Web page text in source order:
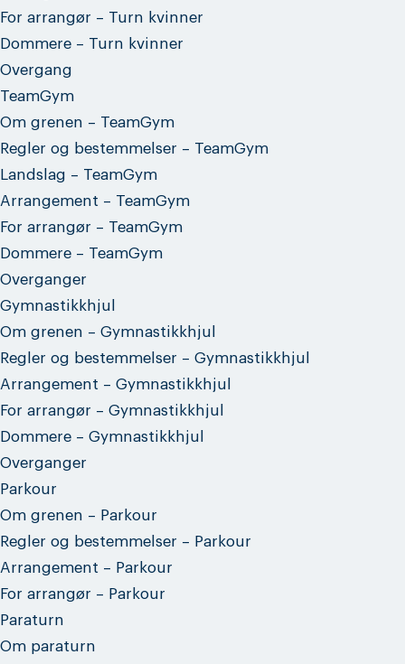
For arrangør – Turn kvinner
Dommere – Turn kvinner
Overgang
TeamGym
Om grenen – TeamGym
Regler og bestemmelser – TeamGym
Landslag – TeamGym
Arrangement – TeamGym
For arrangør – TeamGym
Dommere – TeamGym
Overganger
Gymnastikkhjul
Om grenen – Gymnastikkhjul
Regler og bestemmelser – Gymnastikkhjul
Arrangement – Gymnastikkhjul
For arrangør – Gymnastikkhjul
Dommere – Gymnastikkhjul
Overganger
Parkour
Om grenen – Parkour
Regler og bestemmelser – Parkour
Arrangement – Parkour
For arrangør – Parkour
Paraturn
Om paraturn